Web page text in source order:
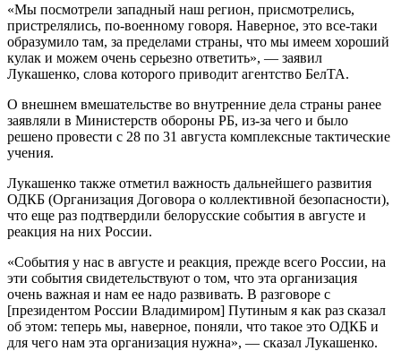
«Мы посмотрели западный наш регион, присмотрелись,
пристрелялись, по-военному говоря. Наверное, это все-таки
образумило там, за пределами страны, что мы имеем хороший
кулак и можем очень серьезно ответить», — заявил
Лукашенко, слова которого приводит агентство БелТА.
О внешнем вмешательстве во внутренние дела страны ранее
заявляли в Министерств обороны РБ, из-за чего и было
решено провести с 28 по 31 августа комплексные тактические
учения.
Лукашенко также отметил важность дальнейшего развития
ОДКБ (Организация Договора о коллективной безопасности),
что еще раз подтвердили белорусские события в августе и
реакция на них России.
«События у нас в августе и реакция, прежде всего России, на
эти события свидетельствуют о том, что эта организация
очень важная и нам ее надо развивать. В разговоре с
[президентом России Владимиром] Путиным я как раз сказал
об этом: теперь мы, наверное, поняли, что такое это ОДКБ и
для чего нам эта организация нужна», — сказал Лукашенко.